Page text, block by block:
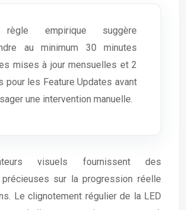
empirique suggère
au minimum 30 minutes
mises à jour mensuelles et 2
pour les Feature Updates avant
une intervention manuelle.
visuels fournissent des
précieuses sur la progression réelle
Le clignotement régulier de la LED